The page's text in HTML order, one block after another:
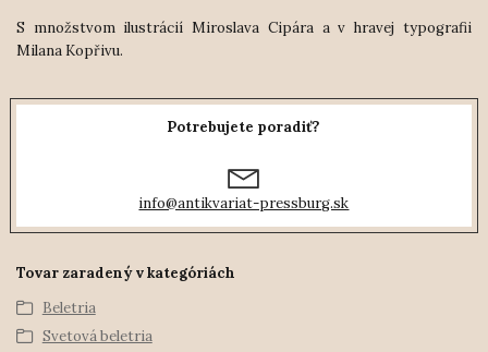
S množstvom ilustrácií Miroslava Cipára a v hravej typografii
Milana Kopřivu.
Potrebujete poradiť?
info@antikvariat-pressburg.sk
Tovar zaradený v kategóriách
Beletria
Svetová beletria